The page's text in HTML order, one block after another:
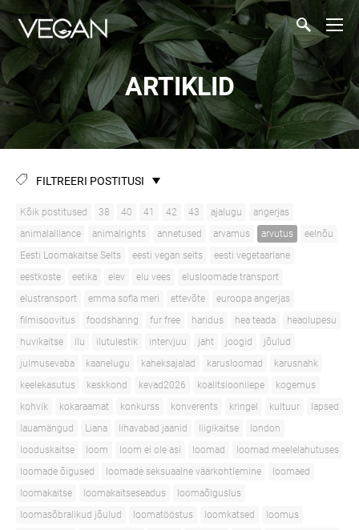
ARTIKLID
FILTREERI POSTITUSI
Kõik postitused 38 40 41 42 43 ajalugu
angerjas
animalalliance
animalrights annetused arvamus arvutus
eelnõu
Eesti Loomakaitse Selts
eesti vegan selts
eesti vegetaarlane
eestkoste
eetika elev elu vees
elusloomade transport
elustransport
emma sofia meri ettevõte
euroopa angerjas
filmisoovitus
foodsharing fur free haridus hea teada
heaolupesu
huvikaitse
ilu ilutulestik intervjuu jaht joogid
jõulud
julmusevaba
kaanelugu kaheksajalad karusloomad
karusnahk
keelekasutus
keskkond kevad2026 koalitsioonilepe
kogemus
kohvik
kokaraamat konkurss konverents kringel kultuur
lapsed
lauamängud
Liana lihavabad jaanid liigikaitse
london
looduskaitse
loom loom ei ole asi loomad
loomad meelelahutuses
loomade õigused
loomade seksuaalne väärkohtlemine
loomaed
loomakaitse
loomakaitseseadus
loomaõiguslus
loomasõbralikud jõulud
loomatööstus loomkatsed
loomus